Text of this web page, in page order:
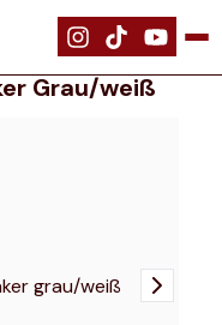
grau/weiß
Grau/weiß